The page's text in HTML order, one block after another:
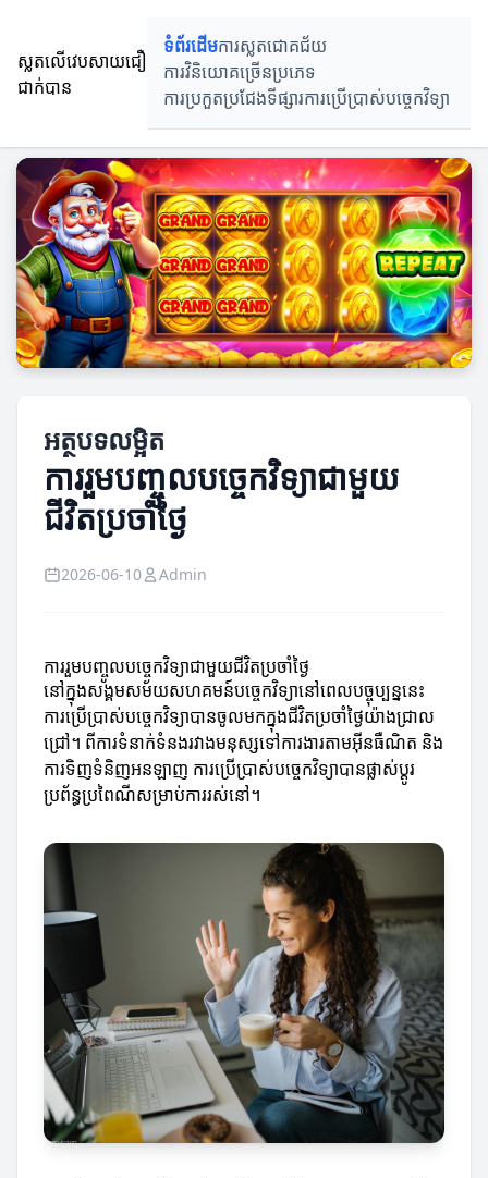
ស្លតលើវេបសាយជឿ
ជាក់បាន
ទំព័រដើមការស្លតជោគជ័យ
ការវិនិយោគច្រើនប្រភេទ
ការប្រកួតប្រជែងទីផ្សារការប្រើប្រាស់បច្ចេកវិទ្យា
អត្ថបទលម្អិត
ការរួមបញ្ចូលបច្ចេកវិទ្យាជាមួយ
ជីវិតប្រចាំថ្ងៃ
2026-06-10 Admin
ការរួមបញ្ចូលបច្ចេកវិទ្យាជាមួយជីវិតប្រចាំថ្ងៃ
នៅក្នុងសង្គមសម័យសហគមន៍បច្ចេកវិទ្យានៅពេលបច្ចុប្បន្ននេះ
ការប្រើប្រាស់បច្ចេកវិទ្យាបានចូលមកក្នុងជីវិតប្រចាំថ្ងៃយ៉ាងជ្រាល
ជ្រៅ។ ពីការទំនាក់ទំនងរវាងមនុស្សទៅការងារតាមអ៊ីនធឺណិត និង
ការទិញទំនិញអនឡាញ ការប្រើប្រាស់បច្ចេកវិទ្យាបានផ្លាស់ប្តូរ
ប្រព័ន្ធប្រពៃណីសម្រាប់ការរស់នៅ។